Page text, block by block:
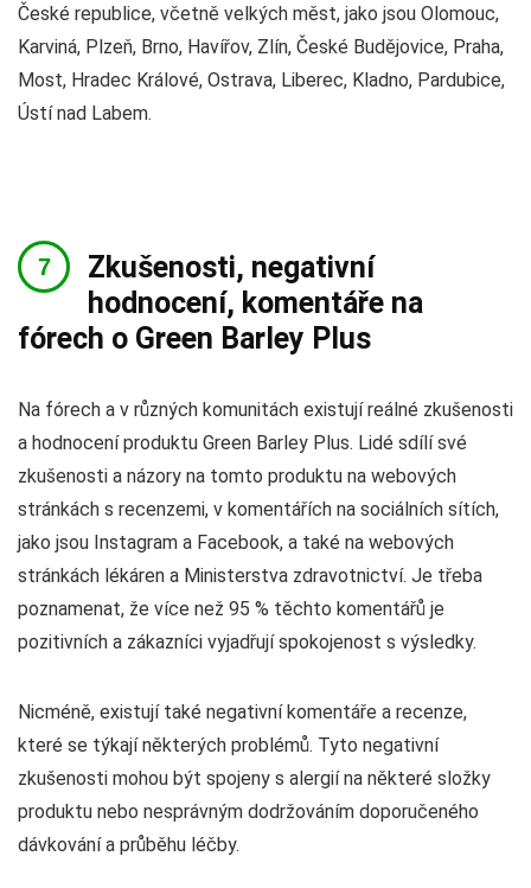
České republice, včetně velkých měst, jako jsou Olomouc,
Karviná, Plzeň, Brno, Havířov, Zlín, České Budějovice, Praha,
Most, Hradec Králové, Ostrava, Liberec, Kladno, Pardubice,
Ústí nad Labem.
Zkušenosti, negativní
hodnocení, komentáře na
fórech o Green Barley Plus
Na fórech a v různých komunitách existují reálné zkušenosti
a hodnocení produktu Green Barley Plus. Lidé sdílí své
zkušenosti a názory na tomto produktu na webových
stránkách s recenzemi, v komentářích na sociálních sítích,
jako jsou Instagram a Facebook, a také na webových
stránkách lékáren a Ministerstva zdravotnictví. Je třeba
poznamenat, že více než 95 % těchto komentářů je
pozitivních a zákazníci vyjadřují spokojenost s výsledky.
Nicméně, existují také negativní komentáře a recenze,
které se týkají některých problémů. Tyto negativní
zkušenosti mohou být spojeny s alergií na některé složky
produktu nebo nesprávným dodržováním doporučeného
dávkování a průběhu léčby.